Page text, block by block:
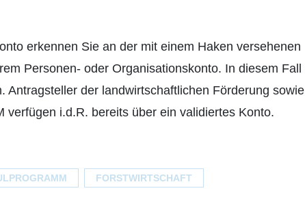
erkennen Sie an der mit einem Haken versehenen
Personen- oder Organisationskonto. In diesem Fall
Antragsteller der landwirtschaftlichen Förderung sowie
verfügen i.d.R. bereits über ein validiertes Konto.
FORSTWIRTSCHAFT